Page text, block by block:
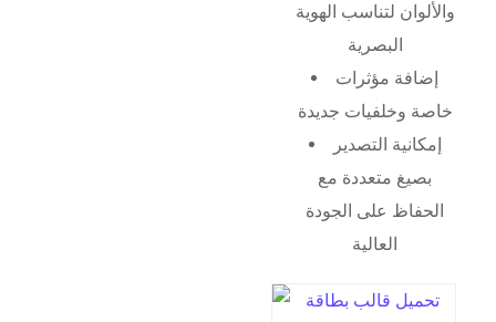
والألوان لتناسب الهوية
البصرية
إضافة مؤثرات
خاصة وخلفيات جديدة
إمكانية التصدير
بصيغ متعددة مع
الحفاظ على الجودة
العالية